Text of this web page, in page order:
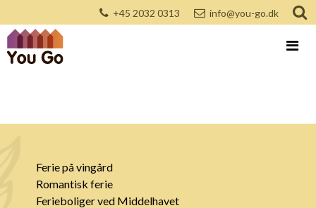
+45 2032 0313 info@you-go.dk
Ferie på vingård
Romantisk ferie
Ferieboliger ved Middelhavet